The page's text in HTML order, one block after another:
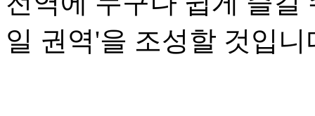
일 권역'을 조성할 것입니